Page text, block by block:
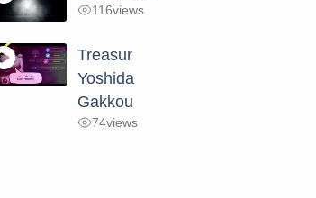
116views
Treasur
Yoshida
Gakkou
74views